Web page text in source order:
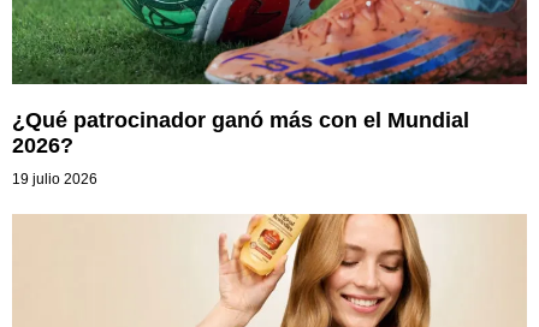
¿Qué patrocinador ganó más con el Mundial
2026?
19 julio 2026